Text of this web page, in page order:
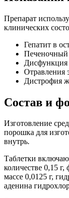
Препарат
клинических
Гепатит в
Печеночный
Дисфункция
Отравления
Дистрофия
Состав и
Изготовление
порошка для
внутрь.
Таблетки
количестве 0,15
массе 0,0125 г,
аденина